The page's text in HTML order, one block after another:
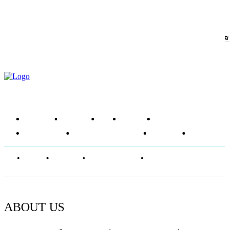
ถอดรหัส “Glowy Skin Juice” สูตรน้ำผักผลไม้เพื่อผิวสวยใสเปล่งประกาย
หน้าแรก ข่าวสาร รีวิว โซลูชัน
อาหารเสริม
ศัลยกรรมความงาม บทความ
ABOUT US